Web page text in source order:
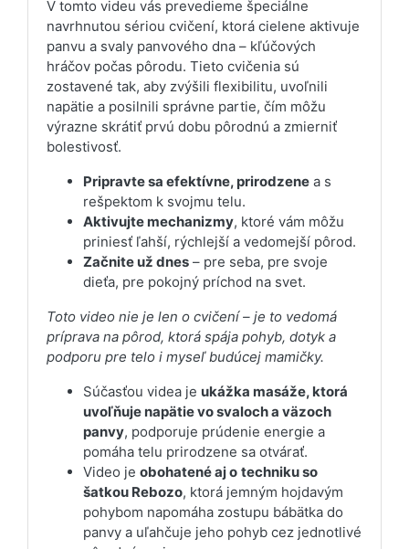
V tomto videu vás prevedieme špeciálne
navrhnutou sériou cvičení, ktorá cielene aktivuje
panvu a svaly panvového dna – kľúčových
hráčov počas pôrodu. Tieto cvičenia sú
zostavené tak, aby zvýšili flexibilitu, uvoľnili
napätie a posilnili správne partie, čím môžu
výrazne skrátiť prvú dobu pôrodnú a zmierniť
bolestivosť.
Pripravte sa efektívne, prirodzene a s
rešpektom k svojmu telu.
Aktivujte mechanizmy, ktoré vám môžu
priniesť ľahší, rýchlejší a vedomejší pôrod.
Začnite už dnes – pre seba, pre svoje
dieťa, pre pokojný príchod na svet.
Toto video nie je len o cvičení – je to vedomá
príprava na pôrod, ktorá spája pohyb, dotyk a
podporu pre telo i myseľ budúcej mamičky.
Súčasťou videa je ukážka masáže, ktorá
uvoľňuje napätie vo svaloch a väzoch
panvy, podporuje prúdenie energie a
pomáha telu prirodzene sa otvárať.
Video je obohatené aj o techniku so
šatkou Rebozo, ktorá jemným hojdavým
pohybom napomáha zostupu bábätka do
panvy a uľahčuje jeho pohyb cez jednotlivé